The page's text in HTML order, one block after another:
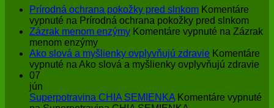
Prírodná ochrana pokožky pred slnkom Komentáre
vypnuté na Prírodná ochrana pokožky pred slnkom
Zázrak menom enzýmy Komentáre vypnuté na Zázrak
menom enzýmy
Ako slová a myšlienky ovplyvňujú zdravie Komentáre
vypnuté na Ako slová a myšlienky ovplyvňujú zdravie
07
jún
Superpotravina CHIA SEMIENKA Komentáre vypnuté